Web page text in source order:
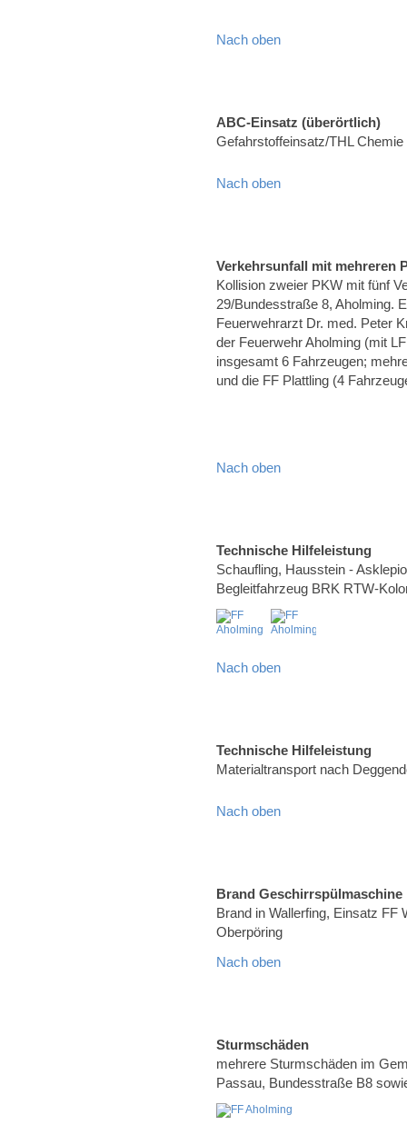
Nach oben
ABC-Einsatz (überörtlich)
Gefahrstoffeinsatz/THL
Nach oben
Verkehrsunfall mit mehreren
Kollision zweier PKW mit fünf
29/Bundesstraße 8, Aholming.
Feuerwehrarzt Dr. med. Peter
der Feuerwehr Aholming (mit
insgesamt 6 Fahrzeugen;
und die FF Plattling (4
Nach oben
Technische Hilfeleistung
Schaufling, Hausstein -
Begleitfahrzeug BRK RTW-
Nach oben
Technische Hilfeleistung
Materialtransport nach
Nach oben
Brand Geschirrspülmaschine
Brand in Wallerfing, Einsatz FF
Oberpöring
Nach oben
Sturmschäden
mehrere Sturmschäden im
Passau, Bundesstraße B8